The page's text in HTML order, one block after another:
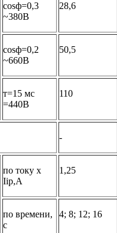
соsф=0,3
~380В
28,6
соsф=0,2
~660В
50,5
т=15 мс
=440В
110
-
по току х
Iiр,А
1,25
по времени,
с
4; 8; 12; 16